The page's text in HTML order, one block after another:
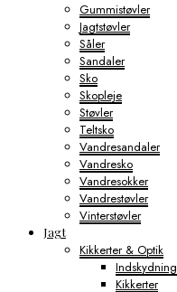
Gummistøvler
Jagtstøvler
Såler
Sandaler
Sko
Skopleje
Støvler
Teltsko
Vandresandaler
Vandresko
Vandresokker
Vandrestøvler
Vinterstøvler
Jagt
Kikkerter & Optik
Indskydning
Kikkerter